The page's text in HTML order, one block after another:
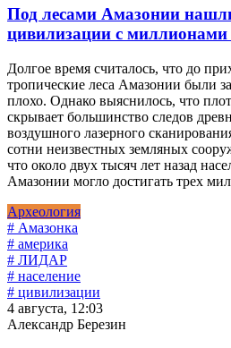
Под лесами Амазонии
цивилизации с миллионами
Долгое время считалось, что до
тропические леса Амазонии были
плохо. Однако выяснилось, что
скрывает большинство следов
воздушного лазерного
сотни неизвестных земляных
что около двух тысяч лет назад
Амазонии могло достигать трех
Археология
# Амазонка
# америка
# ЛИДАР
# население
# цивилизации
4 августа, 12:03
Александр Березин